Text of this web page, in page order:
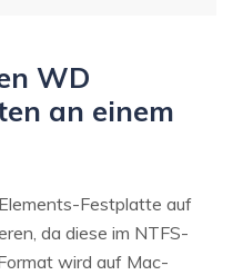
WD
an einem
Festplatte auf
da diese im NTFS-
wird auf Mac-